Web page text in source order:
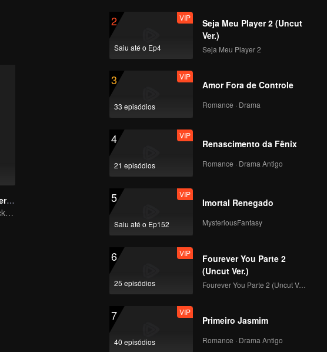
Fights Break Sphere S2
Xiao Yan come back! Everything is shifting once again ！
2
Saiu até o Ep4
VIP
Seja Meu Player 2 (Uncut
Ver.)
Seja Meu Player 2
3
33 episódios
VIP
Amor Fora de Controle
Romance · Drama
4
21 episódios
VIP
Renascimento da Fênix
Romance · Drama Antigo
5
Saiu até o Ep152
VIP
Imortal Renegado
MysteriousFantasy
6
25 episódios
VIP
Fourever You Parte 2
(Uncut Ver.)
Fourever You Parte 2 (Uncut Ver.)
7
40 episódios
VIP
Primeiro Jasmim
Romance · Drama Antigo